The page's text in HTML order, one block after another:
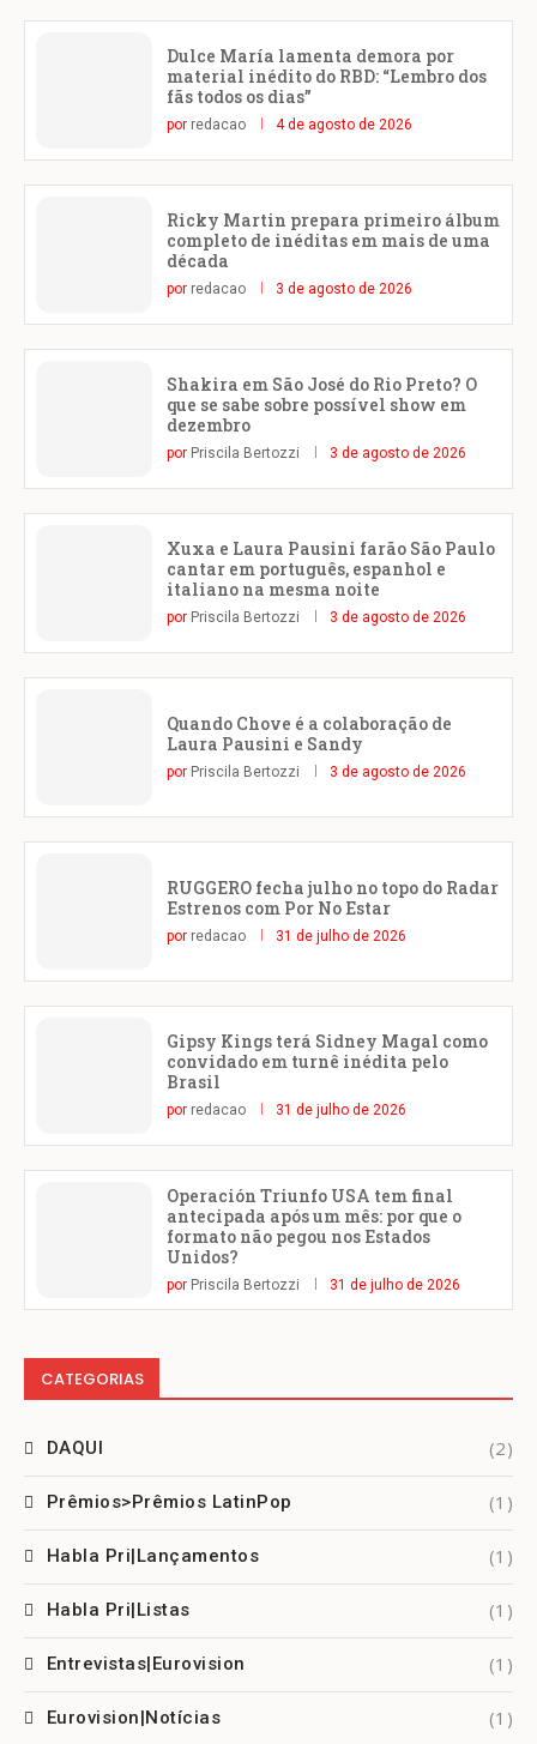
Dulce María lamenta demora por
material inédito do RBD: “Lembro dos
fãs todos os dias”
por redacao 4 de agosto de 2026
Ricky Martin prepara primeiro álbum
completo de inéditas em mais de uma
década
por redacao 3 de agosto de 2026
Shakira em São José do Rio Preto? O
que se sabe sobre possível show em
dezembro
por Priscila Bertozzi 3 de agosto de 2026
Xuxa e Laura Pausini farão São Paulo
cantar em português, espanhol e
italiano na mesma noite
por Priscila Bertozzi 3 de agosto de 2026
Quando Chove é a colaboração de
Laura Pausini e Sandy
por Priscila Bertozzi 3 de agosto de 2026
RUGGERO fecha julho no topo do Radar
Estrenos com Por No Estar
por redacao 31 de julho de 2026
Gipsy Kings terá Sidney Magal como
convidado em turnê inédita pelo
Brasil
por redacao 31 de julho de 2026
Operación Triunfo USA tem final
antecipada após um mês: por que o
formato não pegou nos Estados
Unidos?
por Priscila Bertozzi 31 de julho de 2026
CATEGORIAS
DAQUI (2)
Prêmios>Prêmios LatinPop (1)
Habla Pri|Lançamentos (1)
Habla Pri|Listas (1)
Entrevistas|Eurovision (1)
Eurovision|Notícias (1)